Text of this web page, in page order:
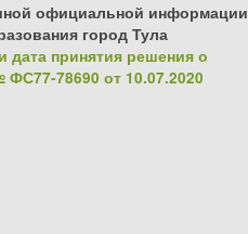
официальной информации
город Тула
дата принятия решения о
78690 от 10.07.2020